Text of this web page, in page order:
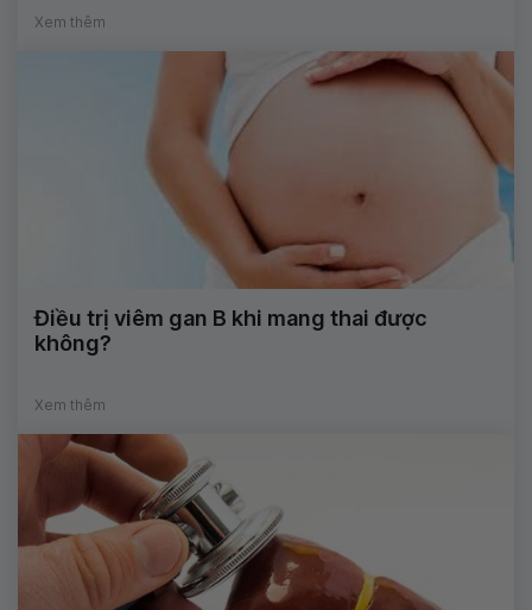
Xem thêm
Điều trị viêm gan B khi mang thai được
không?
Xem thêm